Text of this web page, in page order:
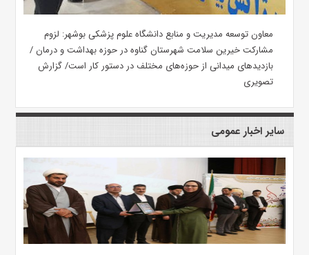
معاون توسعه مدیریت و منابع دانشگاه علوم پزشکی بوشهر: لزوم
مشارکت خیرین سلامت شهرستان گناوه در حوزه بهداشت و درمان /
بازدیدهای میدانی از حوزه‌های مختلف در دستور کار است/ گزارش
تصویری
سایر اخبار عمومی